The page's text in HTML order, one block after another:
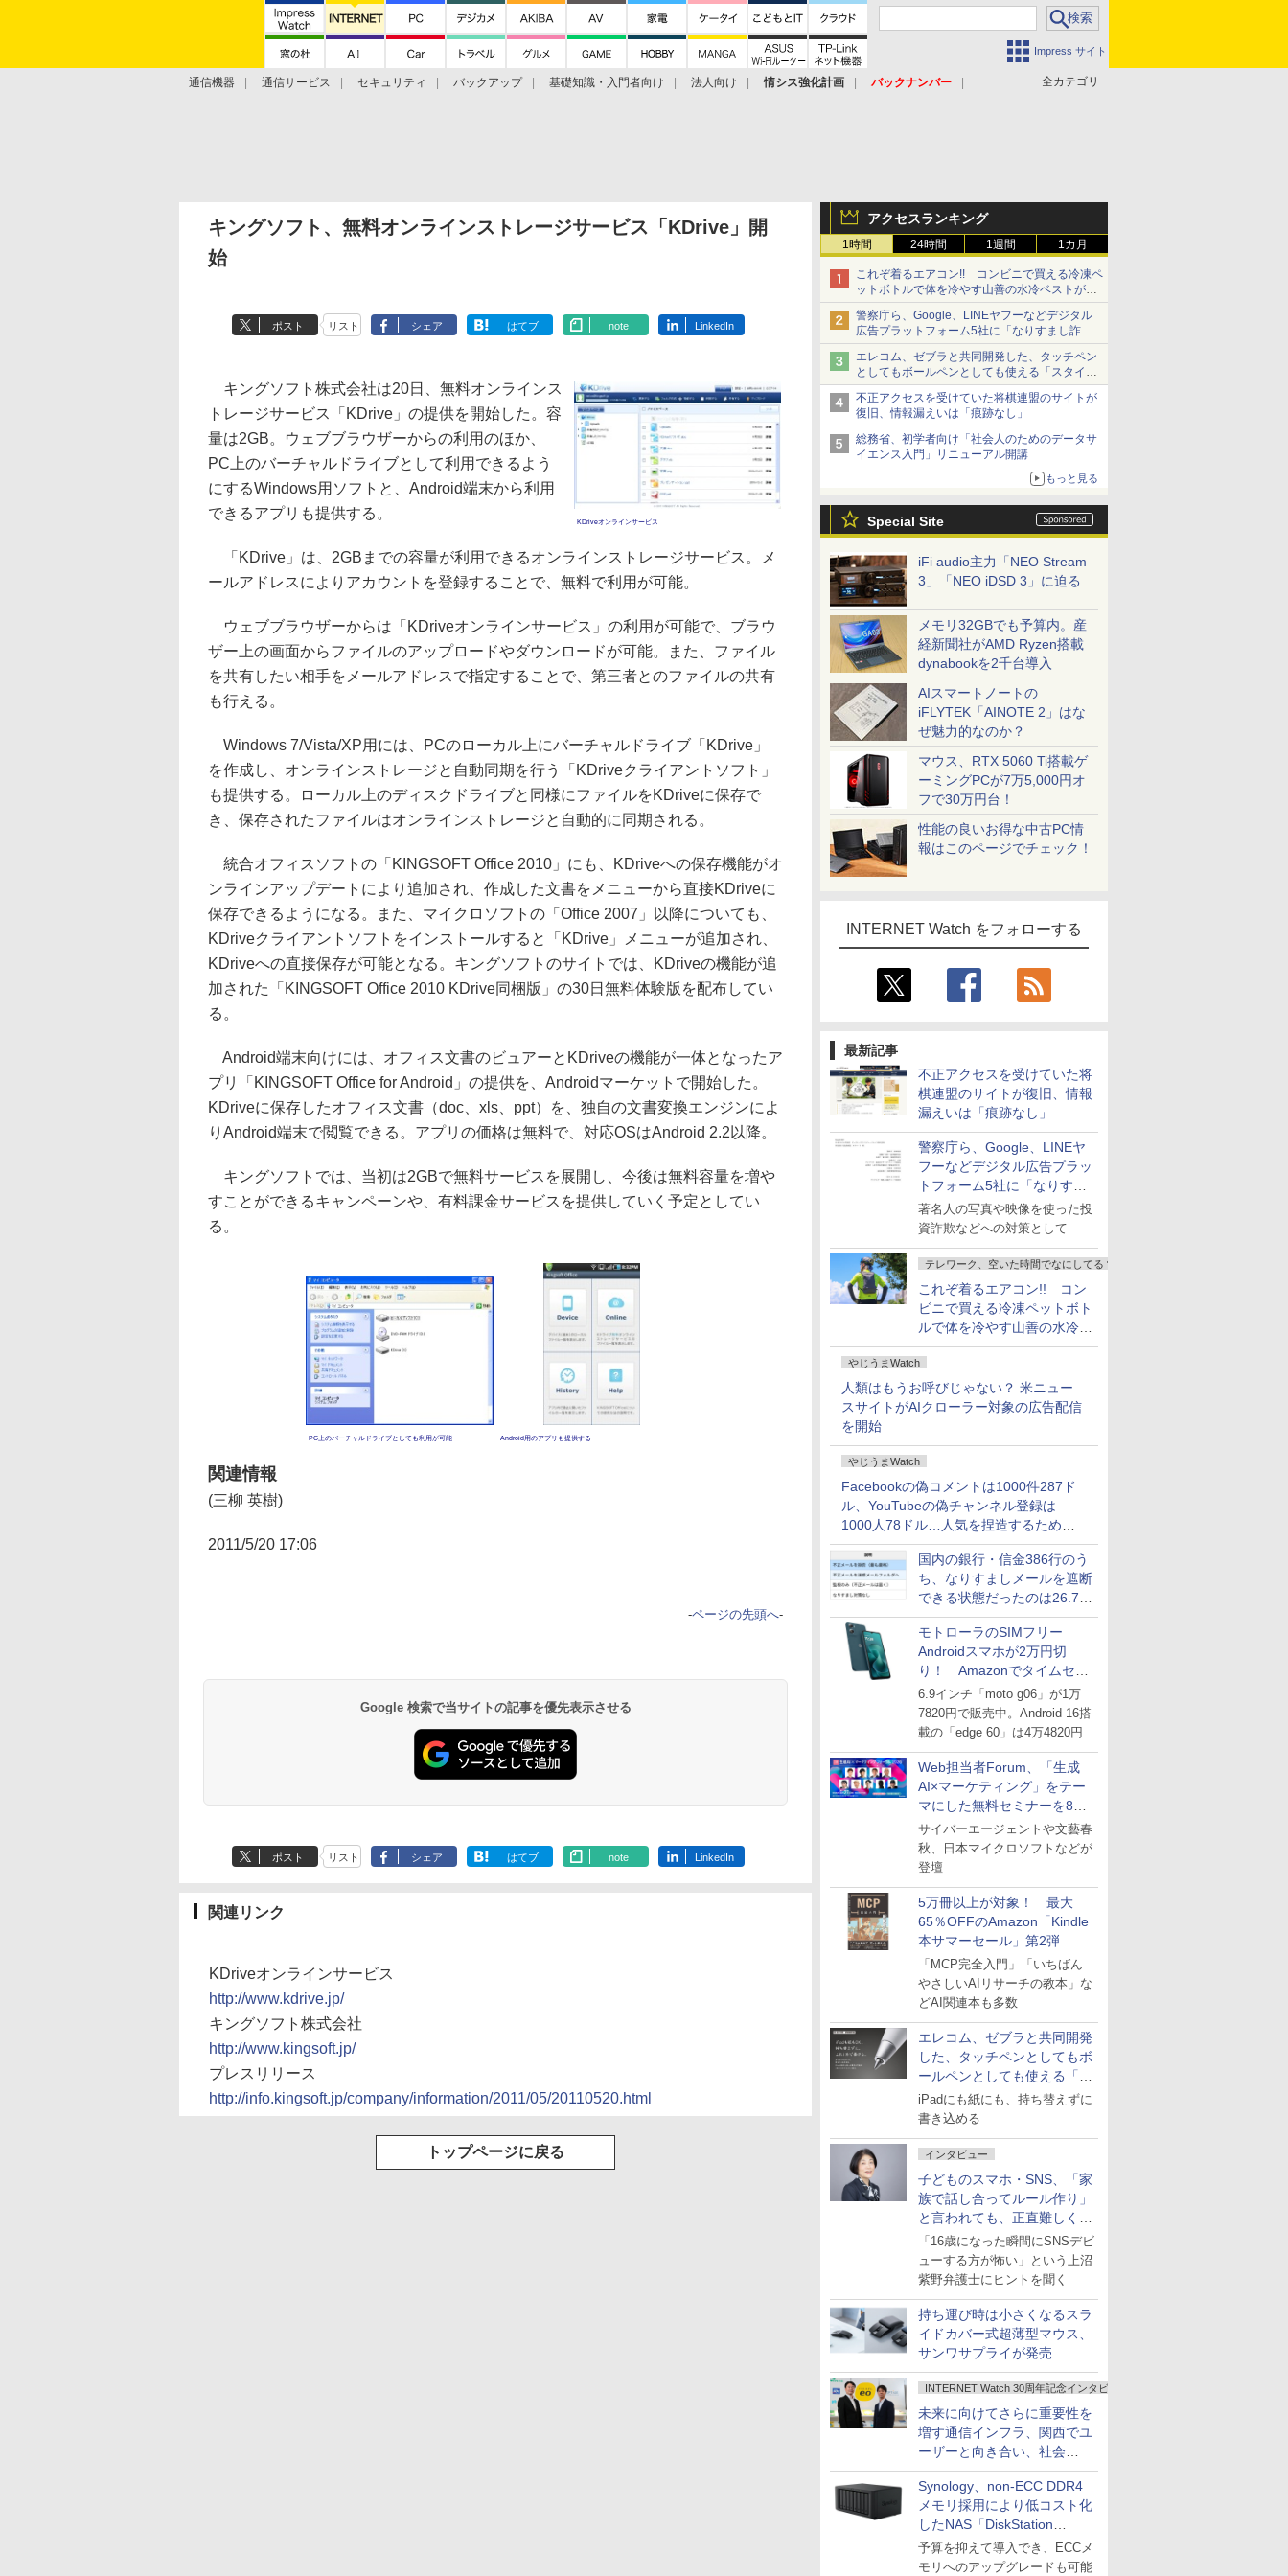
Impress サイト
全カテゴリ
通信機器 通信サービス セキュリティ バックアップ 基礎知識・入門者向け 法人向け 情シス強化計画
バックナンバー
アクセスランキング
1時間 24時間 1週間 1カ月
これぞ着るエアコン!! コンビニで買える冷凍ペ
ットボトルで体を冷やす山善の水冷ベストがロ
ードバイクにちょうどいい【ぼっち・ざ・ろー
ど！その14】【空いた時間でなにしてる？】
警察庁ら、Google、LINEヤフーなどデジタル
広告プラットフォーム5社に「なりすまし詐欺
広告」対策強化を要請 著名人の写真や映像を
使った投資詐欺などへの対策として
エレコム、ゼブラと共同開発した、タッチペン
としてもボールペンとしても使える「スタイラ
スツーウェイ」発売 iPadにも紙にも、持ち替
えずに書き込める
不正アクセスを受けていた将棋連盟のサイトが
復旧、情報漏えいは「痕跡なし」
総務省、初学者向け「社会人のためのデータサ
イエンス入門」リニューアル開講
もっと見る
Special Site
iFi audio主力「NEO Stream
3」「NEO iDSD 3」に迫る
メモリ32GBでも予算内。産
経新聞社がAMD Ryzen搭載
dynabookを2千台導入
AIスマートノートの
iFLYTEK「AINOTE 2」はな
ぜ魅力的なのか？
マウス、RTX 5060 Ti搭載ゲ
ーミングPCが7万5,000円オ
フで30万円台！
性能の良いお得な中古PC情
報はこのページでチェック！
INTERNET Watch をフォローする
最新記事
不正アクセスを受けていた将
棋連盟のサイトが復旧、情報
漏えいは「痕跡なし」
警察庁ら、Google、LINEヤ
フーなどデジタル広告プラッ
トフォーム5社に「なりすま
し詐欺広告」対策強化を要請
著名人の写真や映像を使った投
資詐欺などへの対策として
テレワーク、空いた時間でなにしてる？
これぞ着るエアコン!! コン
ビニで買える冷凍ペットボト
ルで体を冷やす山善の水冷ベ
ストがロードバイクにちょう
どいい【ぼっち・ざ・ろー
ど！その14】
やじうまWatch
人類はもうお呼びじゃない？ 米ニュー
スサイトがAIクローラー対象の広告配信
を開始
やじうまWatch
Facebookの偽コメントは1000件287ド
ル、YouTubeの偽チャンネル登録は
1000人78ドル…人気を捏造するための
価格リストが公開中
国内の銀行・信金386行のう
ち、なりすましメールを遮断
できる状態だったのは26.7％
にとどまる～GMOブランド
セキュリティ調査
モトローラのSIMフリー
Androidスマホが2万円切
り！ Amazonでタイムセー
ル
6.9インチ「moto g06」が1万
7820円で販売中。Android 16搭
載の「edge 60」は4万4820円
Web担当者Forum、「生成
AI×マーケティング」をテー
マにした無料セミナーを8月
27日にオンライン開催
サイバーエージェントや文藝春
秋、日本マイクロソフトなどが
登壇
5万冊以上が対象！ 最大
65％OFFのAmazon「Kindle
本サマーセール」第2弾
「MCP完全入門」「いちばん
やさしいAIリサーチの教本」な
どAI関連本も多数
エレコム、ゼブラと共同開発
した、タッチペンとしてもボ
ールペンとしても使える「ス
タイラスツーウェイ」発売
iPadにも紙にも、持ち替えずに
書き込める
インタビュー
子どものスマホ・SNS、「家
族で話し合ってルール作り」
と言われても、正直難しくな
いですか？
「16歳になった瞬間にSNSデビ
ューする方が怖い」という上沼
紫野弁護士にヒントを聞く
持ち運び時は小さくなるスラ
イドカバー式超薄型マウス、
サンワサプライが発売
INTERNET Watch 30周年記念インタビュー
未来に向けてさらに重要性を
増す通信インフラ、関西でユ
ーザーと向き合い、社会
の“あたらしい”を起動し続け
る～オプテージ
Synology、non-ECC DDR4
メモリ採用により低コスト化
したNAS「DiskStation
neo+」シリーズ
予算を抑えて導入でき、ECCメ
モリへのアップグレードも可能
キングソフト、無料オンラインストレージサービス「KDrive」開
始
ポスト リスト シェア はてブ note LinkedIn
KDriveオンラインサービス
キングソフト株式会社は20日、無料オンラインス
トレージサービス「KDrive」の提供を開始した。容
量は2GB。ウェブブラウザーからの利用のほか、
PC上のバーチャルドライブとして利用できるよう
にするWindows用ソフトと、Android端末から利用
できるアプリも提供する。
「KDrive」は、2GBまでの容量が利用できるオンラインストレージサービス。メ
ールアドレスによりアカウントを登録することで、無料で利用が可能。
ウェブブラウザーからは「KDriveオンラインサービス」の利用が可能で、ブラウ
ザー上の画面からファイルのアップロードやダウンロードが可能。また、ファイル
を共有したい相手をメールアドレスで指定することで、第三者とのファイルの共有
も行える。
Windows 7/Vista/XP用には、PCのローカル上にバーチャルドライブ「KDrive」
を作成し、オンラインストレージと自動同期を行う「KDriveクライアントソフト」
も提供する。ローカル上のディスクドライブと同様にファイルをKDriveに保存で
き、保存されたファイルはオンラインストレージと自動的に同期される。
統合オフィスソフトの「KINGSOFT Office 2010」にも、KDriveへの保存機能がオ
ンラインアップデートにより追加され、作成した文書をメニューから直接KDriveに
保存できるようになる。また、マイクロソフトの「Office 2007」以降についても、
KDriveクライアントソフトをインストールすると「KDrive」メニューが追加され、
KDriveへの直接保存が可能となる。キングソフトのサイトでは、KDriveの機能が追
加された「KINGSOFT Office 2010 KDrive同梱版」の30日無料体験版を配布してい
る。
Android端末向けには、オフィス文書のビュアーとKDriveの機能が一体となったア
プリ「KINGSOFT Office for Android」の提供を、Androidマーケットで開始した。
KDriveに保存したオフィス文書（doc、xls、ppt）を、独自の文書変換エンジンによ
りAndroid端末で閲覧できる。アプリの価格は無料で、対応OSはAndroid 2.2以降。
キングソフトでは、当初は2GBで無料サービスを展開し、今後は無料容量を増や
すことができるキャンペーンや、有料課金サービスを提供していく予定としてい
る。
PC上のバーチャルドライブとしても利用が可能 Android用のアプリも提供する
関連情報
(三柳 英樹)
2011/5/20 17:06
-ページの先頭へ-
Google 検索で当サイトの記事を優先表示させる
ポスト リスト シェア はてブ note LinkedIn
関連リンク
KDriveオンラインサービス
http://www.kdrive.jp/
キングソフト株式会社
http://www.kingsoft.jp/
プレスリリース
http://info.kingsoft.jp/company/information/2011/05/20110520.html
トップページに戻る